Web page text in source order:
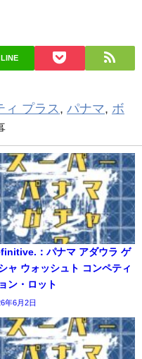
LINE
ィ プラス , パナマ, ボ
：パナマ アダウラ ゲ
ャ ウォッシュト コンペティ
ン・ロット
年6月2日